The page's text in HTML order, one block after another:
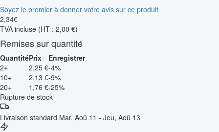
Soyez le premier à donner votre avis sur ce produit
2,34€
TVA incluse (HT : 2,00 €)
Remises sur quantité
QuantitéPrix
Enregistrer
2+
2,25 €-4%
10+
2,13 €-9%
20+
1,76 €-25%
Rupture de stock
Livraison standard Mar, Aoû 11 - Jeu, Aoû 13